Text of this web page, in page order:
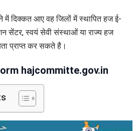
में दिक्कत आए वह जिलों में स्थापित हज ई-
सेंटर, स्वयं सेवी संस्थाओं या राज्य हज
प्राप्त कर सकते है।
hajcommitte.gov.in